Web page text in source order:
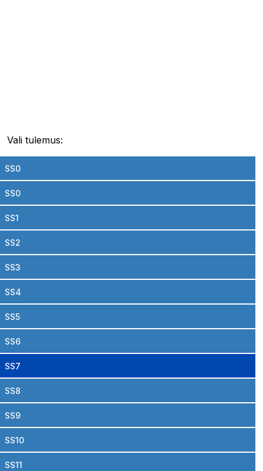
Vali tulemus:
SS0
SS0
SS1
SS2
SS3
SS4
SS5
SS6
SS7
SS8
SS9
SS10
SS11